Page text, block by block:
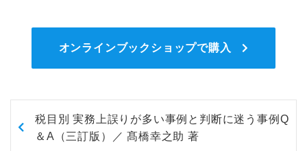
オンラインブックショップで購入
税目別 実務上誤りが多い事例と判断に迷う事例Q
＆A（三訂版）／ 髙橋幸之助 著